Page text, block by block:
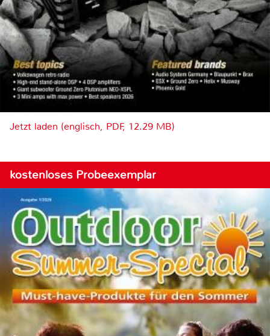
Jetzt laden (englisch, PDF, 12.29 MB)
kostenloses Probeexemplar